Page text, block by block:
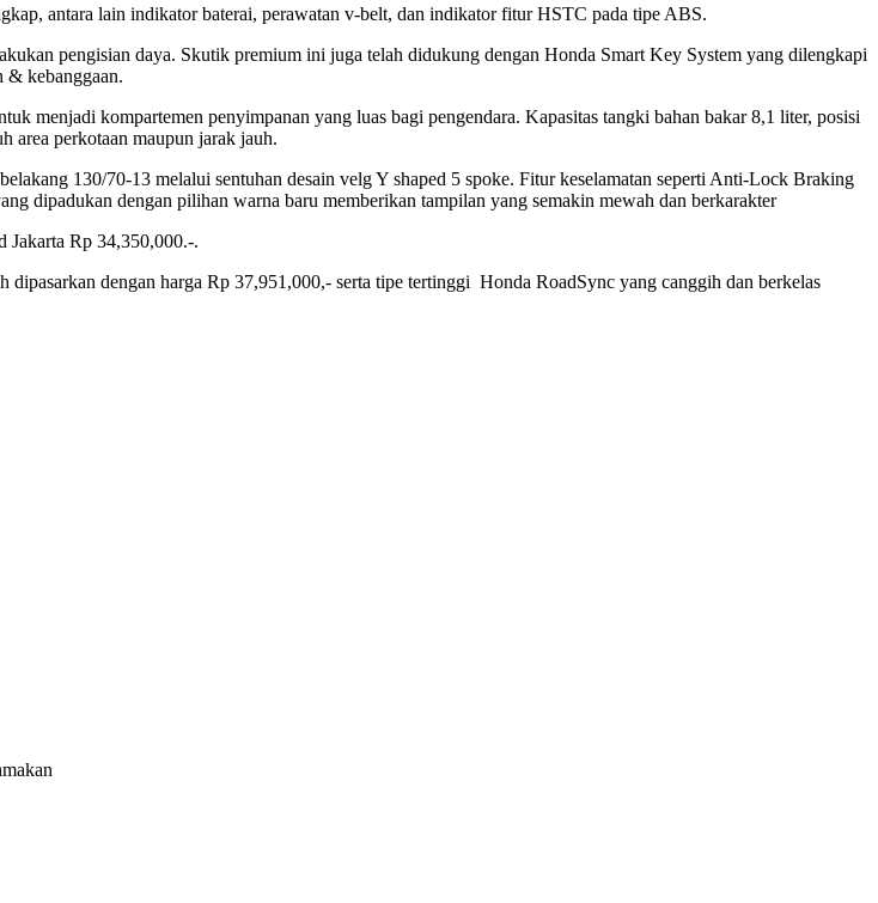
antara lain indikator baterai, perawatan v-belt, dan indikator fitur HSTC pada tipe ABS.
pengisian daya. Skutik premium ini juga telah didukung dengan Honda Smart Key System yang dilengkapi
& kebanggaan.
menjadi kompartemen penyimpanan yang luas bagi pengendara. Kapasitas tangki bahan bakar 8,1 liter, posisi
area perkotaan maupun jarak jauh.
130/70-13 melalui sentuhan desain velg Y shaped 5 spoke. Fitur keselamatan seperti Anti-Lock Braking
dipadukan dengan pilihan warna baru memberikan tampilan yang semakin mewah dan berkarakter
Jakarta Rp 34,350,000.-.
dengan harga Rp 37,951,000,- serta tipe tertinggi Honda RoadSync yang canggih dan berkelas